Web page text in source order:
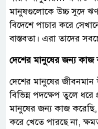
মানুষগুলোকে উচ্চ সুদে ঋণ
বিদেশে পাচার করে
বাস্তবতা। এরা তাদের
দেশের মানুষের জন্য কাজ
দেশের মানুষের
বিভিন্ন পদক্ষেপ তুলে ধরে
মানুষের জন্য কাজ করেছি,
করে খেতে পারছে না,